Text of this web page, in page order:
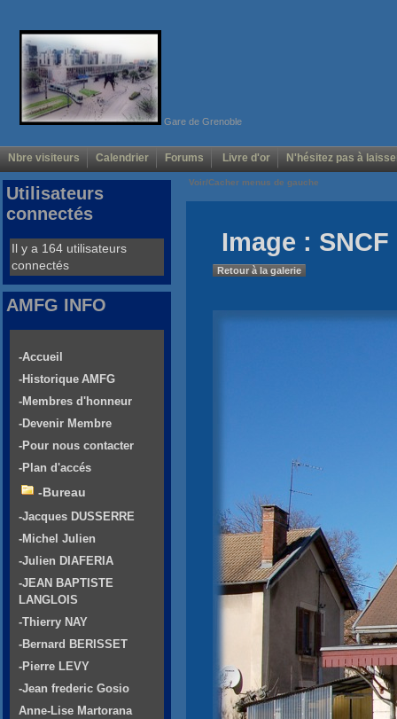
Gare de Grenoble
Nbre visiteurs Calendrier Forums Livre d'or N'hésitez pas à
Voir/Cacher menus de gauche
Image :
Retour à la galerie
Utilisateurs
connectés
Il y a 164 utilisateurs
connectés
AMFG INFO
-Accueil
-Historique AMFG
-Membres d'honneur
-Devenir Membre
-Pour nous contacter
-Plan d'accés
-Bureau
-Jacques DUSSERRE
-Michel Julien
-Julien DIAFERIA
-JEAN BAPTISTE
LANGLOIS
-Thierry NAY
-Bernard BERISSET
-Pierre LEVY
-Jean frederic Gosio
Anne-Lise Martorana